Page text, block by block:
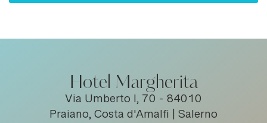
Hotel Margherita
Via Umberto I, 70 - 84010
Praiano, Costa d'Amalfi | Salerno